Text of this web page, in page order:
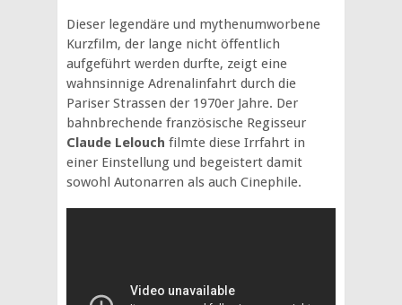
Dieser legendäre und mythenumworbene
Kurzfilm, der lange nicht öffentlich
aufgeführt werden durfte, zeigt eine
wahnsinnige Adrenalinfahrt durch die
Pariser Strassen der 1970er Jahre. Der
bahnbrechende französische Regisseur
Claude Lelouch filmte diese Irrfahrt in
einer Einstellung und begeistert damit
sowohl Autonarren als auch Cinephile.